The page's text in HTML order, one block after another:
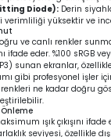
Diode): Derin
verimliliği yüksektir ve
ve canlı renkler
ifade eder. %100 sRGB
sunan ekranlar,
gibi profesyonel işler
ne kadar doğru
ışık çıkışını
seviyesi, özellikle